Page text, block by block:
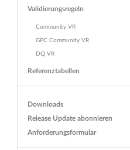
Validierungsregeln
Community VR
GPC Community VR
DQ VR
Referenztabellen
Downloads
Release Update abonnieren
Anforderungsformular